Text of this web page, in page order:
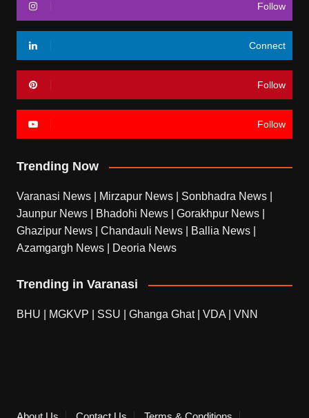
Follow
Connect
Follow
Follow
Trending Now
Varanasi News Mirzapur News Sonbhadra News
Jaunpur News
Bhadohi News Gorakhpur News
Ghazipur News
Chandauli News Ballia News
Azamgargh News
Deoria News
Trending in Varanasi
BHU MGKVP SSU Ghanga Ghat| VDA VNN